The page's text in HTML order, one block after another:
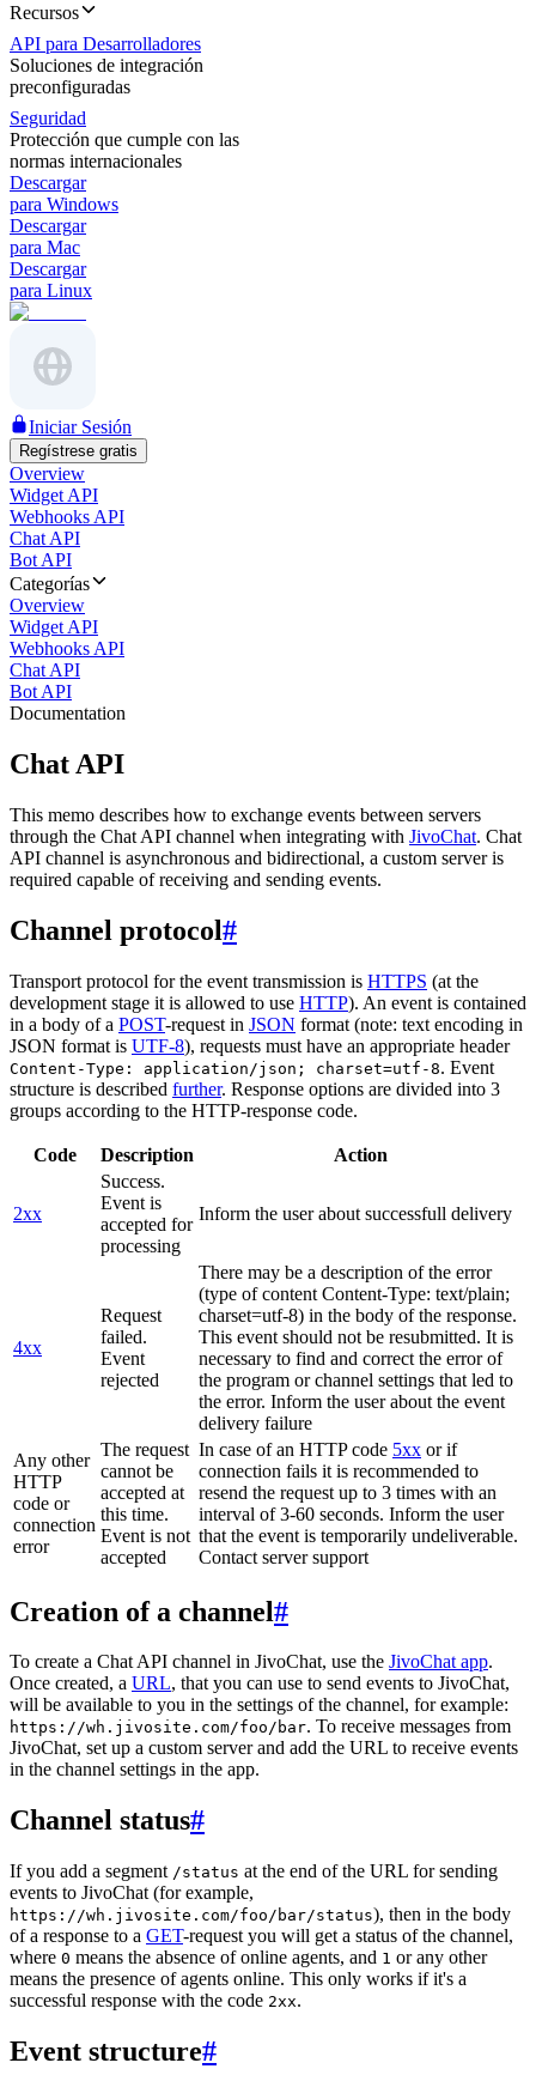
Recursos
API para Desarrolladores
Soluciones de integración
preconfiguradas
Seguridad
Protección que cumple con las
normas internacionales
Descargar
para Windows
Descargar
para Mac
Descargar
para Linux
Iniciar Sesión
Regístrese gratis
Overview
Widget API
Webhooks API
Chat API
Bot API
Categorías
Overview
Widget API
Webhooks API
Chat API
Bot API
Documentation
Chat API
This memo describes how to exchange events between servers
through the Chat API channel when integrating with JivoChat. Chat
API channel is asynchronous and bidirectional, a custom server is
required capable of receiving and sending events.
Channel protocol#
Transport protocol for the event transmission is HTTPS (at the
development stage it is allowed to use HTTP). An event is contained
in a body of a POST-request in JSON format (note: text encoding in
JSON format is UTF-8), requests must have an appropriate header
Content-Type: application/json; charset=utf-8. Event
structure is described further. Response options are divided into 3
groups according to the HTTP-response code.
Code Description Action
2xx
Success.
Event is
accepted for
processing
Inform the user about successfull delivery
4xx
Request
failed.
Event
rejected
There may be a description of the error
(type of content Content-Type: text/plain;
charset=utf-8) in the body of the response.
This event should not be resubmitted. It is
necessary to find and correct the error of
the program or channel settings that led to
the error. Inform the user about the event
delivery failure
Any other
HTTP
code or
connection
error
The request
cannot be
accepted at
this time.
Event is not
accepted
In case of an HTTP code 5xx or if
connection fails it is recommended to
resend the request up to 3 times with an
interval of 3-60 seconds. Inform the user
that the event is temporarily undeliverable.
Contact server support
Creation of a channel#
To create a Chat API channel in JivoChat, use the JivoChat app.
Once created, a URL, that you can use to send events to JivoChat,
will be available to you in the settings of the channel, for example:
https://wh.jivosite.com/foo/bar. To receive messages from
JivoChat, set up a custom server and add the URL to receive events
in the channel settings in the app.
Channel status#
If you add a segment /status at the end of the URL for sending
events to JivoChat (for example,
https://wh.jivosite.com/foo/bar/status), then in the body
of a response to a GET-request you will get a status of the channel,
where 0 means the absence of online agents, and 1 or any other
means the presence of agents online. This only works if it's a
successful response with the code 2xx.
Event structure#